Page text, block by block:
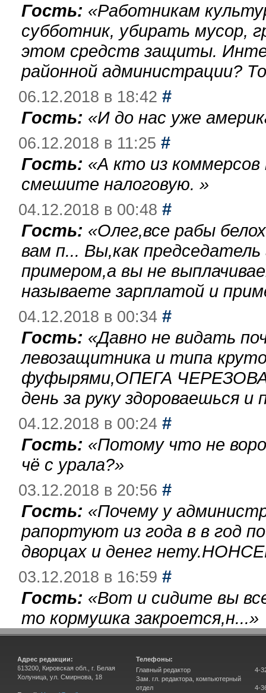
Гость: «Работникам
субботник, убирать мусор,
этом средств защиты.
районной администрации?
06.12.2018 в 18:42 #
Гость: «И до нас уже
06.12.2018 в 11:25 #
Гость: «А кто из
смешите налоговую. »
04.12.2018 в 00:48 #
Гость: «Олег,все рабы
вам п... Вы,как
примером,а вы не
называете зарплатой и
04.12.2018 в 00:34 #
Гость: «Давно не видать
левозащитника и типа
фуфырями,ОПЕГА
день за руку здороваешься
04.12.2018 в 00:24 #
Гость: «Потому что не
чё с урала?»
03.12.2018 в 20:56 #
Гость: «Почему у
рапортуют из года в в год
дворцах и денег
03.12.2018 в 16:59 #
Гость: «Вот и сидите вы
то кормушка закроется,н...»
Адрес редакции:
613200, Кировская обл., г. Белая
Холуница, ул. Смирнова, 18
Телефоны:
Главный редактор
Зам. гл. редактора, компьютерный
отдел
4-
4-